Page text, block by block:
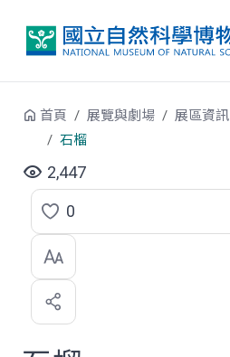
首頁 展覽與劇場 展區資訊
石榴
2,447
點
選
喜
歡
0